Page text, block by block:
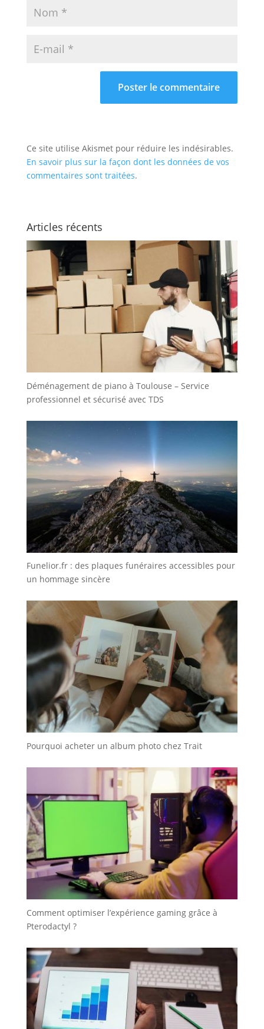
Ce site utilise Akismet pour réduire les indésirables.
En savoir plus sur la façon dont les données de vos
commentaires sont traitées.
Articles récents
Déménagement de piano à Toulouse – Service
professionnel et sécurisé avec TDS
Funelior.fr : des plaques funéraires accessibles pour
un hommage sincère
Pourquoi acheter un album photo chez Trait
Comment optimiser l’expérience gaming grâce à
Pterodactyl ?